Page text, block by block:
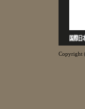
Copyright